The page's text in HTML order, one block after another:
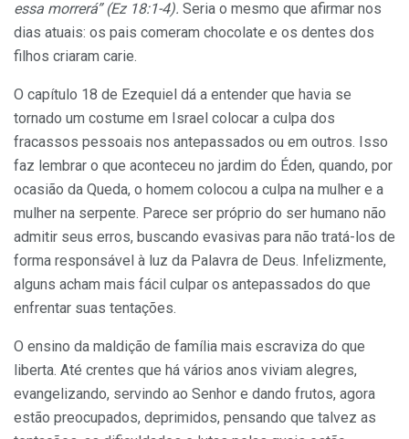
essa morrerá” (Ez 18:1-4). Seria o mesmo que afirmar nos
dias atuais: os pais comeram chocolate e os dentes dos
filhos criaram carie.
O capítulo 18 de Ezequiel dá a entender que havia se
tornado um costume em Israel colocar a culpa dos
fracassos pessoais nos antepassados ou em outros. Isso
faz lembrar o que aconteceu no jardim do Éden, quando, por
ocasião da Queda, o homem colocou a culpa na mulher e a
mulher na serpente. Parece ser próprio do ser humano não
admitir seus erros, buscando evasivas para não tratá-los de
forma responsável à luz da Palavra de Deus. Infelizmente,
alguns acham mais fácil culpar os antepassados do que
enfrentar suas tentações.
O ensino da maldição de família mais escraviza do que
liberta. Até crentes que há vários anos viviam alegres,
evangelizando, servindo ao Senhor e dando frutos, agora
estão preocupados, deprimidos, pensando que talvez as